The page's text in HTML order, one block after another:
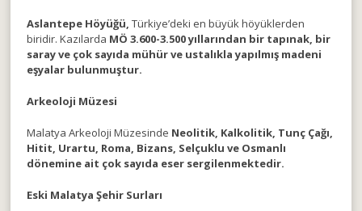
Aslantepe Höyüğü, Türkiye’deki en büyük höyüklerden
biridir. Kazılarda MÖ 3.600-3.500 yıllarından bir tapınak, bir
saray ve çok sayıda mühür ve ustalıkla yapılmış madeni
eşyalar bulunmuştur.
Arkeoloji Müzesi
Malatya Arkeoloji Müzesinde Neolitik, Kalkolitik, Tunç Çağı,
Hitit, Urartu, Roma, Bizans, Selçuklu ve Osmanlı
dönemine ait çok sayıda eser sergilenmektedir.
Eski Malatya Şehir Surları